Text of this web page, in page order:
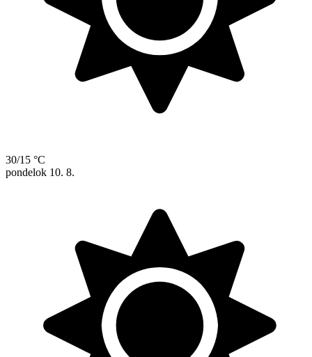
30/15 °C
pondelok 10. 8.